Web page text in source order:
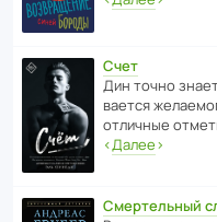
Счет
Дин точно
ва­ется
отли­чные
‹Далее›
Смертельный